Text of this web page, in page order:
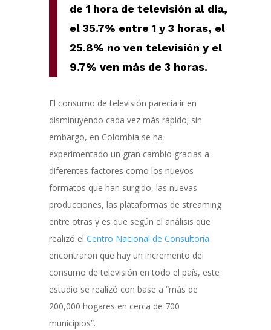
de 1 hora de televisión al día,
el 35.7% entre 1 y 3 horas, el
25.8% no ven televisión y el
9.7% ven más de 3 horas.
El consumo de televisión parecía ir en
disminuyendo cada vez más rápido; sin
embargo, en Colombia se ha
experimentado un gran cambio gracias a
diferentes factores como los nuevos
formatos que han surgido, las nuevas
producciones, las plataformas de streaming
entre otras y es que según el análisis que
realizó el Centro Nacional de Consultoría
encontraron que hay un incremento del
consumo de televisión en todo el país, este
estudio se realizó con base a “más de
200,000 hogares en cerca de 700
municipios”.